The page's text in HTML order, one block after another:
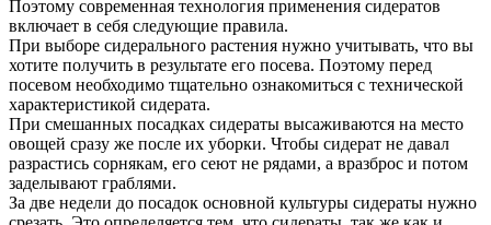
Поэтому современная технология применения сидератов
включает в себя следующие правила.
При выборе сидерального растения нужно учитывать, что вы
хотите получить в результате его посева. Поэтому перед
посевом необходимо тщательно ознакомиться с технической
характеристикой сидерата.
При смешанных посадках сидераты высаживаются на место
овощей сразу же после их уборки. Чтобы сидерат не давал
разрастись сорнякам, его сеют не рядами, а вразброс и потом
заделывают граблями.
За две недели до посадок основной культуры сидераты нужно